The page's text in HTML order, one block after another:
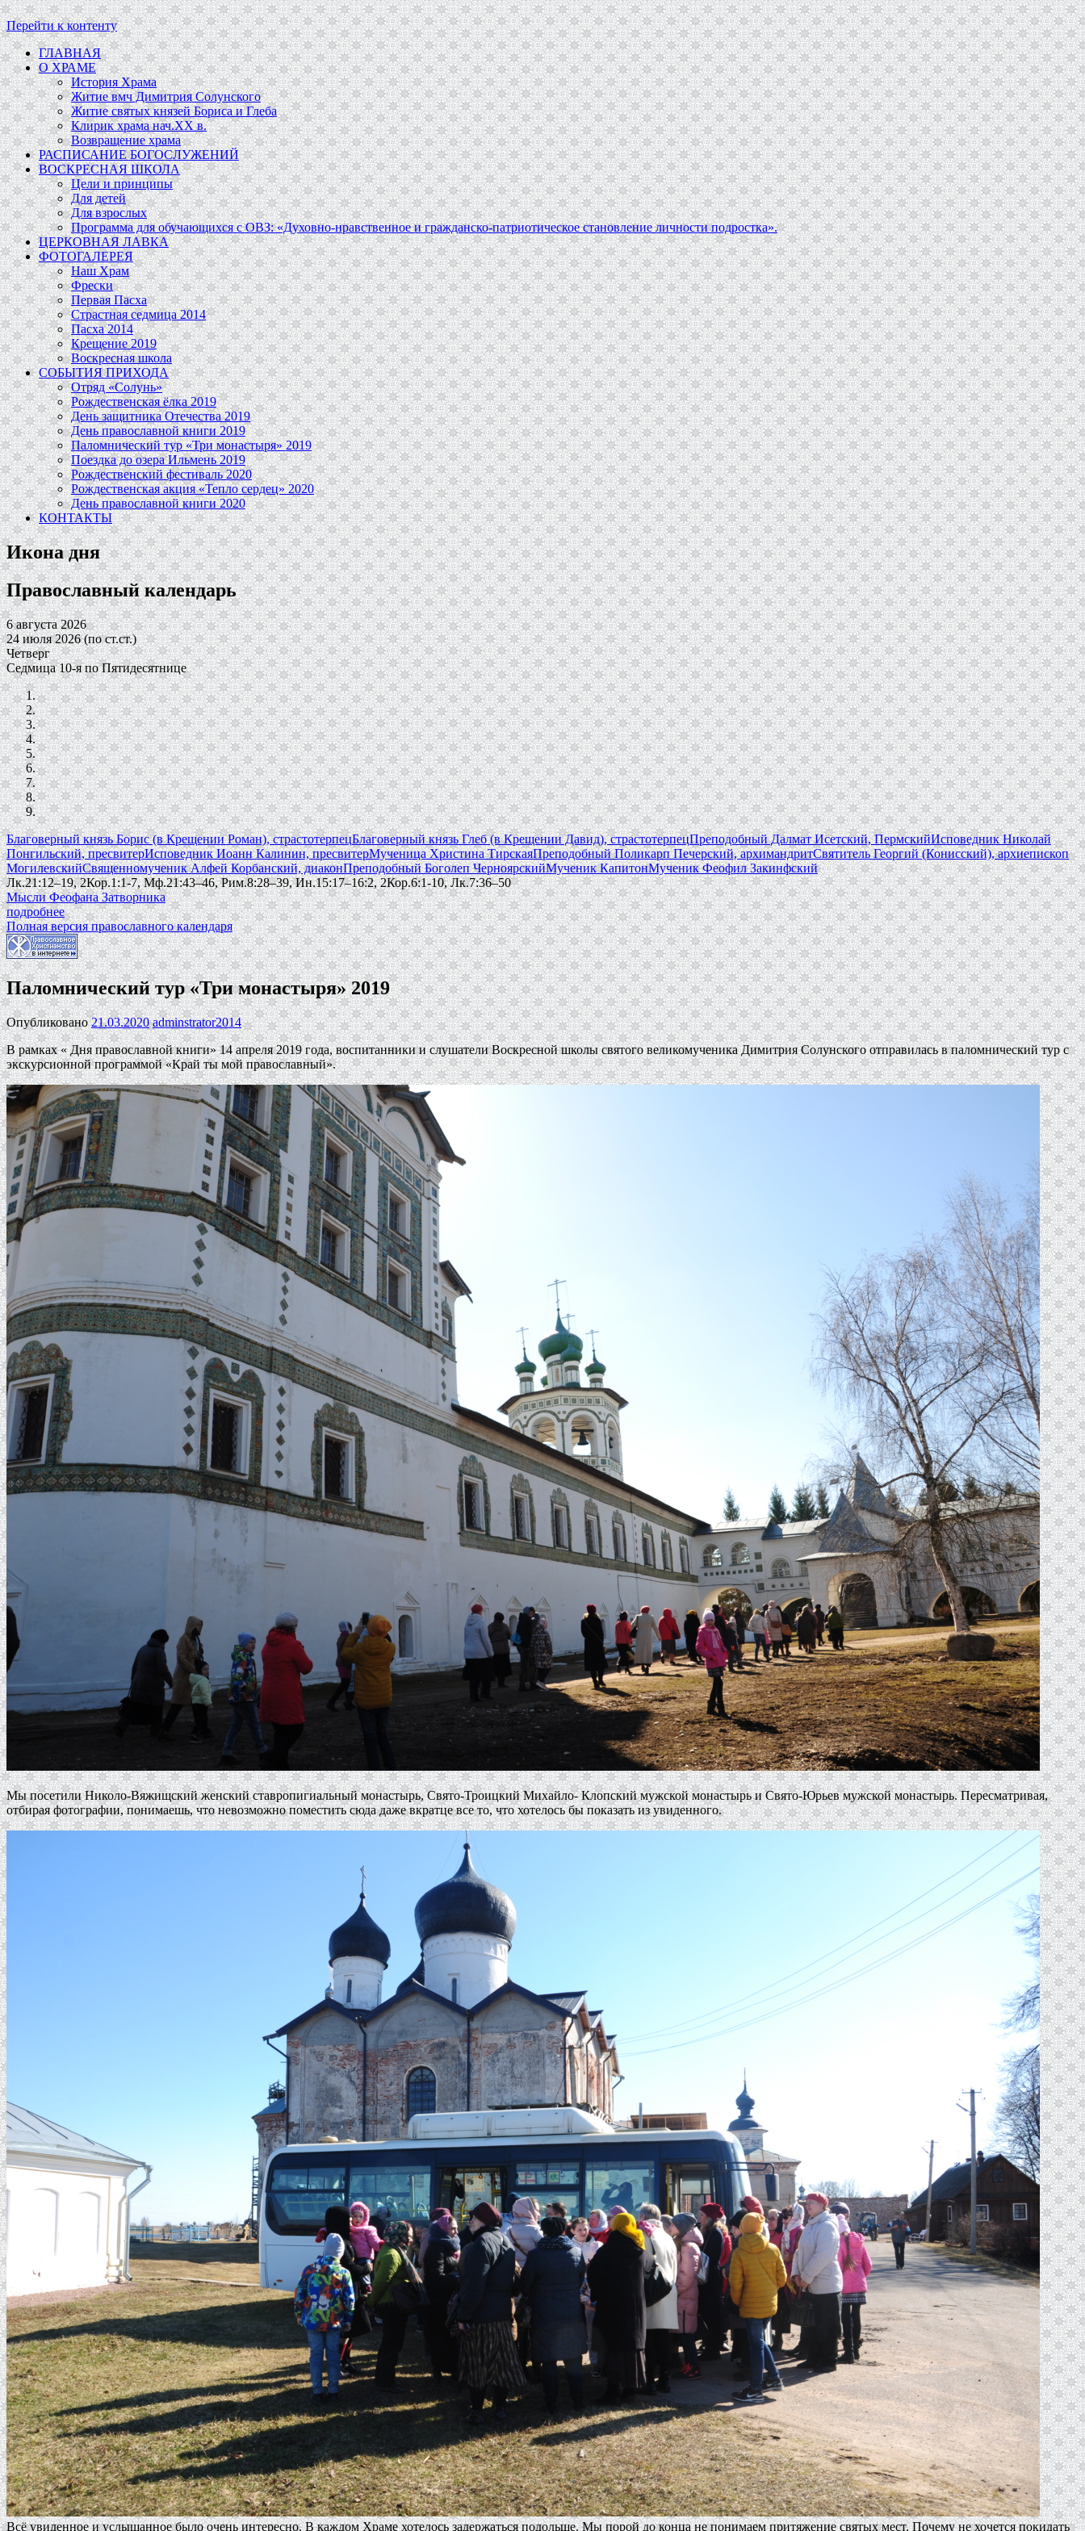
Перейти к контенту
ГЛАВНАЯ
О ХРАМЕ
История Храма
Житие вмч Димитрия Солунского
Житие святых князей Бориса и Глеба
Клирик храма нач.ХХ в.
Возвращение храма
РАСПИСАНИЕ БОГОСЛУЖЕНИЙ
ВОСКРЕСНАЯ ШКОЛА
Цели и принципы
Для детей
Для взрослых
Программа для обучающихся c ОВЗ: «Духовно-нравственное и гражданско-патриотическое становление личности подростка».
ЦЕРКОВНАЯ ЛАВКА
ФОТОГАЛЕРЕЯ
Наш Храм
Фрески
Первая Пасха
Страстная седмица 2014
Пасха 2014
Крещение 2019
Воскресная школа
СОБЫТИЯ ПРИХОДА
Отряд «Солунь»
Рождественская ёлка 2019
День защитника Отечества 2019
День православной книги 2019
Паломнический тур «Три монастыря» 2019
Поездка до озера Ильмень 2019
Рождественский фестиваль 2020
Рождественская акция «Тепло сердец» 2020
День православной книги 2020
КОНТАКТЫ
Икона дня
Православный календарь
6 августа 2026
24 июля 2026 (по ст.ст.)
Четверг
Седмица 10-я по Пятидесятнице
Благоверный князь Борис (в Крещении Роман), страстотерпецБлаговерный князь Глеб (в Крещении Давид), страстотерпецПреподобный Далмат Исетский, ПермскийИсповедник Николай
Понгильский, пресвитерИсповедник Иоанн Калинин, пресвитерМученица Христина ТирскаяПреподобный Поликарп Печерский, архимандритСвятитель Георгий (Конисский), архиепископ
МогилевскийСвященномученик Алфей Корбанский, диаконПреподобный Боголеп ЧерноярскийМученик КапитонМученик Феофил Закинфский
Лк.21:12–19, 2Кор.1:1-7, Мф.21:43–46, Рим.8:28–39, Ин.15:17–16:2, 2Кор.6:1-10, Лк.7:36–50
Мысли Феофана Затворника
подробнее
Полная версия православного календаря
Паломнический тур «Три монастыря» 2019
Опубликовано21.03.2020 adminstrator2014
В рамках « Дня православной книги» 14 апреля 2019 года, воспитанники и слушатели Воскресной школы святого великомученика Димитрия Солунского отправилась в паломнический тур с
экскурсионной программой «Край ты мой православный».
Мы посетили Николо-Вяжищский женский ставропигиальный монастырь, Свято-Троицкий Михайло- Клопский мужской монастырь и Свято-Юрьев мужской монастырь. Пересматривая,
отбирая фотографии, понимаешь, что невозможно поместить сюда даже вкратце все то, что хотелось бы показать из увиденного.
Всё увиденное и услышанное было очень интересно. В каждом Храме хотелось задержаться подольше. Мы порой до конца не понимаем притяжение святых мест. Почему не хочется покидать